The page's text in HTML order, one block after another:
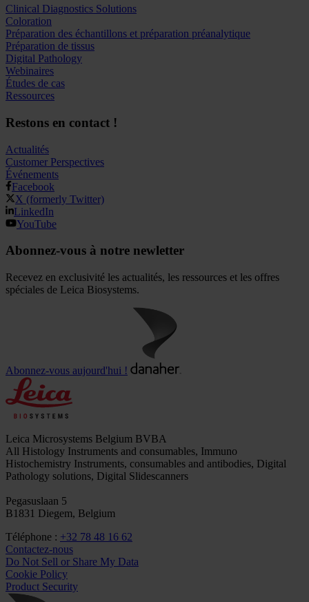
Clinical Diagnostics Solutions
Coloration
Préparation des échantillons et préparation préanalytique
Préparation de tissus
Digital Pathology
Webinaires
Études de cas
Ressources
Restons en contact !
Actualités
Customer Perspectives​
Événements
Facebook
X (formerly Twitter)
LinkedIn
YouTube
Abonnez-vous à notre newletter
Recevez en exclusivité les actualités, les ressources et les offres
spéciales de Leica Biosystems.
Abonnez-vous aujourd'hui !
Leica Microsystems Belgium BVBA
All Histology Instruments and consumables, Immuno
Histochemistry Instruments, consumables and antibodies, Digital
Pathology solutions, Digital Slidescanners
Pegasuslaan 5
B1831 Diegem, Belgium
Téléphone : +32 78 48 16 62
Contactez-nous
Do Not Sell or Share My Data
Cookie Policy
Product Security